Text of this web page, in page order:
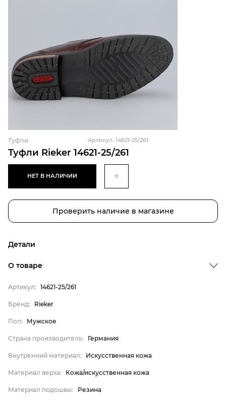
Туфли Rieker 14621-25/261
Туфли Артикул: 14621-25/261
НЕТ В НАЛИЧИИ
Проверить наличие в магазине
Детали
Материал верха
Материал подошвы
О товаре
Артикул: 14621-25/261
Бренд: Rieker
Пол: Мужское
Страна производитель: Германия
Внутренний материал: Искусственная кожа
Материал верха: Кожа/искусственная кожа
Материал подошвы: Резина